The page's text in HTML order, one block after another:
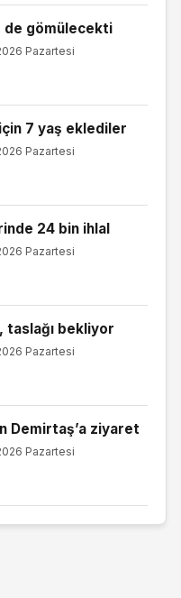
de gömülecekti
Pazartesi
7 yaş eklediler
Pazartesi
24 bin ihlal
Pazartesi
taslağı bekliyor
Pazartesi
Demirtaş’a ziyaret
Pazartesi